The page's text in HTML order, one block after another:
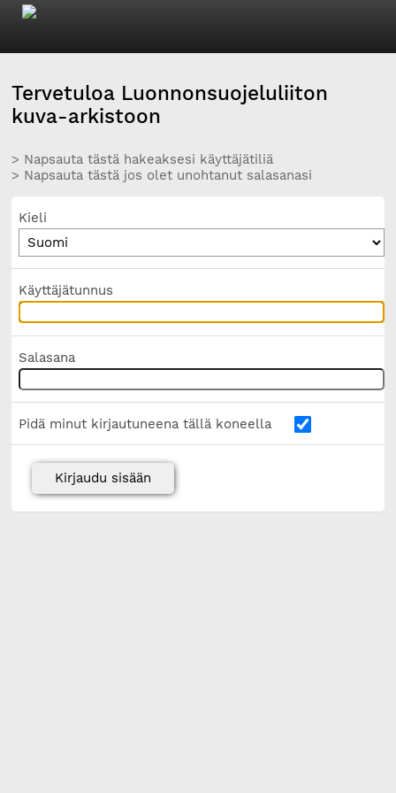
Tervetuloa Luonnonsuojeluliiton
kuva-arkistoon
> Napsauta tästä hakeaksesi käyttäjätiliä
> Napsauta tästä jos olet unohtanut salasanasi
Kieli
Käyttäjätunnus
Salasana
Pidä minut kirjautuneena tällä koneella